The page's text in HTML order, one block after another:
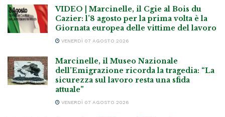
VIDEO | Marcinelle, il Cgie al Bois du
Cazier: l’8 agosto per la prima volta è la
Giornata europea delle vittime del lavoro
VENERDÌ 07 AGOSTO 2026
Marcinelle, il Museo Nazionale
dell’Emigrazione ricorda la tragedia: “La
sicurezza sul lavoro resta una sfida
attuale”
VENERDÌ 07 AGOSTO 2026